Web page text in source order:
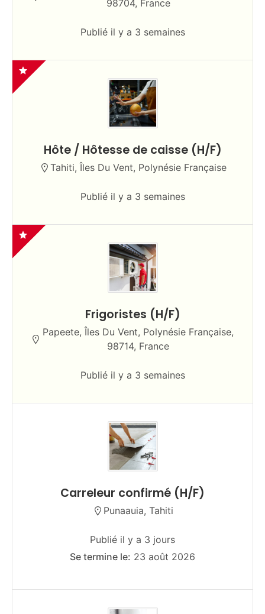
98704, France
Publié il y a 3 semaines
Hôte / Hôtesse de caisse (H/F)
Tahiti, Îles Du Vent, Polynésie Française
Publié il y a 3 semaines
Frigoristes (H/F)
Papeete, Îles Du Vent, Polynésie Française,
98714, France
Publié il y a 3 semaines
Carreleur confirmé (H/F)
Punaauia, Tahiti
Publié il y a 3 jours
Se termine le: 23 août 2026